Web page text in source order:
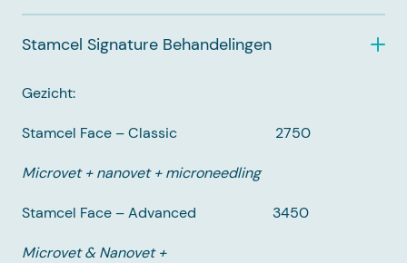
Stamcel Signature Behandelingen
Gezicht:
Stamcel Face – Classic 2750
Microvet + nanovet + microneedling
Stamcel Face – Advanced 3450
Microvet & Nanovet +